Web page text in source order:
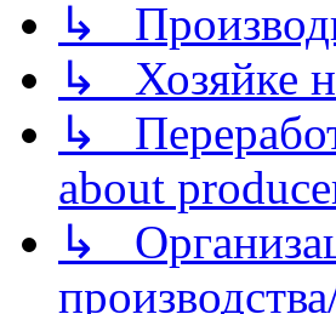
↳
↳ Хозяйке
↳
about
↳